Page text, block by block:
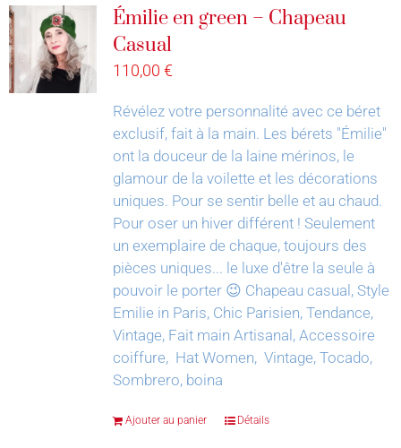
Émilie en green – Chapeau
Casual
110,00 €
Révélez votre personnalité avec ce béret
exclusif, fait à la main. Les bérets "Émilie"
ont la douceur de la laine mérinos, le
glamour de la voilette et les décorations
uniques. Pour se sentir belle et au chaud.
Pour oser un hiver différent ! Seulement
un exemplaire de chaque, toujours des
pièces uniques... le luxe d'être la seule à
pouvoir le porter 😉 Chapeau casual, Style
Emilie in Paris, Chic Parisien, Tendance,
Vintage, Fait main Artisanal, Accessoire
coiffure, Hat Women, Vintage, Tocado,
Sombrero, boina
Ajouter au panier Détails